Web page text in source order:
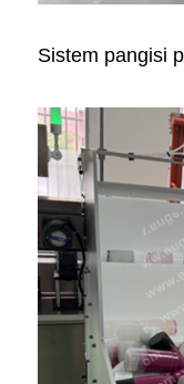
Sistem pangisi